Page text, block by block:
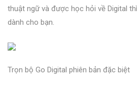
thuật ngữ và được học hỏi về Digital
dành cho bạn.
Trọn bộ Go Digital phiên bản đặc biệt